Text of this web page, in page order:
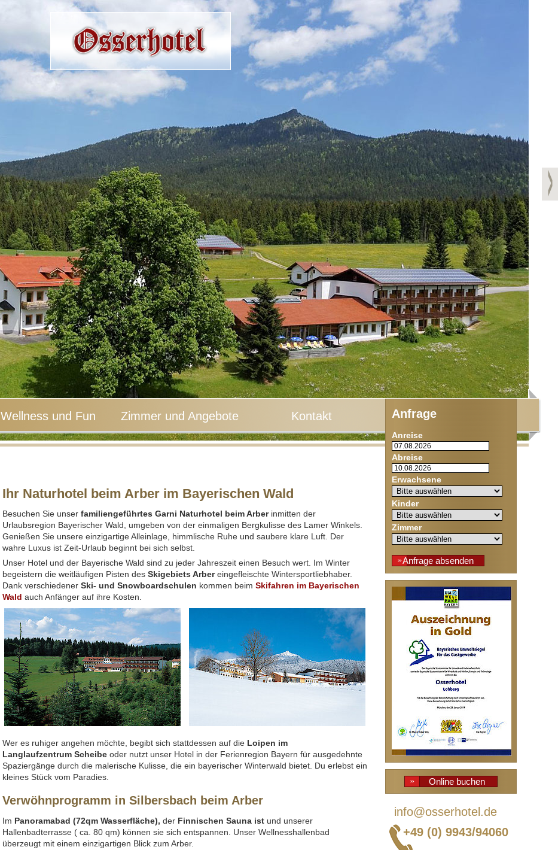
Wellness und Fun Zimmer und Angebote Kontakt
Ihr Naturhotel beim Arber im Bayerischen Wald
Besuchen Sie unser familiengeführtes Garni Naturhotel beim Arberinmitten der
Urlaubsregion Bayerischer Wald, umgeben von der einmaligen Bergkulisse des Lamer Winkels.
Genießen Sie unsere einzigartige Alleinlage, himmlische Ruhe und saubere klare Luft. Der
wahre Luxus ist Zeit-Urlaub beginnt bei sich selbst.
Unser Hotel und der Bayerische Wald sind zu jeder Jahreszeit einen Besuch wert. Im Winter
begeistern die weitläufigen Pisten des Skigebiets Arbereingefleischte Wintersportliebhaber.
Dank verschiedener Ski- und Snowboardschulen kommen beim Skifahren im Bayerischen
Wald auch Anfänger auf ihre Kosten.
Wer es ruhiger angehen möchte, begibt sich stattdessen auf die Loipen im
Langlaufzentrum Scheibeoder nutzt unser Hotel in der Ferienregion Bayern für ausgedehnte
Spaziergänge durch die malerische Kulisse, die ein bayerischer Winterwald bietet. Du erlebst ein
kleines Stück vom Paradies.
Verwöhnprogramm in Silbersbach beim Arber
Im Panoramabad (72qm Wasserfläche), derFinnischen Sauna ist und unserer
Hallenbadterrasse ( ca. 80 qm) können sie sich entspannen. Unser Wellnesshallenbad
überzeugt mit einem einzigartigen Blick zum Arber.
Anfrage
Anreise
Abreise
Erwachsene
Kinder
Zimmer
Online buchen
info@osserhotel.de
+49 (0) 9943/94060